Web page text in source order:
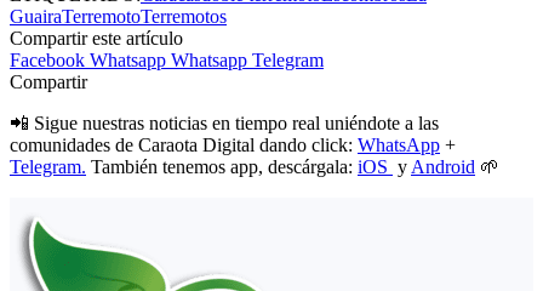
GuairaTerremotoTerremotos
Compartir este artículo
Facebook Whatsapp Whatsapp Telegram
Compartir
📲 Sigue nuestras noticias en tiempo real uniéndote a las
comunidades de Caraota Digital dando click: WhatsApp +
Telegram. También tenemos app, descárgala: iOS y Android 🌱